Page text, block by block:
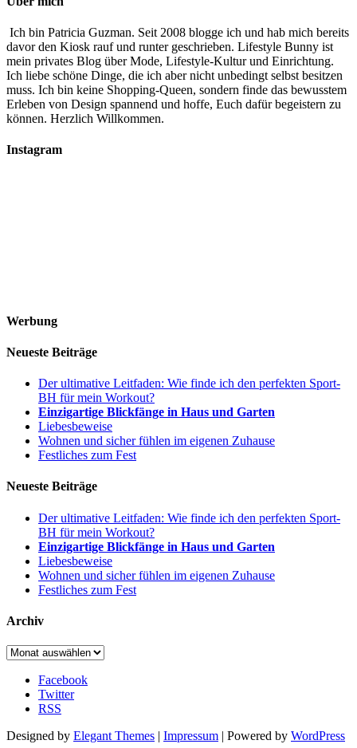
Ich bin Patricia Guzman. Seit 2008 blogge ich und hab mich bereits
davor den Kiosk rauf und runter geschrieben. Lifestyle Bunny ist
mein privates Blog über Mode, Lifestyle-Kultur und Einrichtung.
Ich liebe schöne Dinge, die ich aber nicht unbedingt selbst besitzen
muss. Ich bin keine Shopping-Queen, sondern finde das bewusstem
Erleben von Design spannend und hoffe, Euch dafür begeistern zu
können. Herzlich Willkommen.
Instagram
Werbung
Neueste Beiträge
Der ultimative Leitfaden: Wie finde ich den perfekten Sport-
BH für mein Workout?
Einzigartige Blickfänge in Haus und Garten
Liebesbeweise
Wohnen und sicher fühlen im eigenen Zuhause
Festliches zum Fest
Neueste Beiträge
Der ultimative Leitfaden: Wie finde ich den perfekten Sport-
BH für mein Workout?
Einzigartige Blickfänge in Haus und Garten
Liebesbeweise
Wohnen und sicher fühlen im eigenen Zuhause
Festliches zum Fest
Archiv
Archiv
Facebook
Twitter
RSS
Designed by Elegant Themes | Impressum | Powered by WordPress